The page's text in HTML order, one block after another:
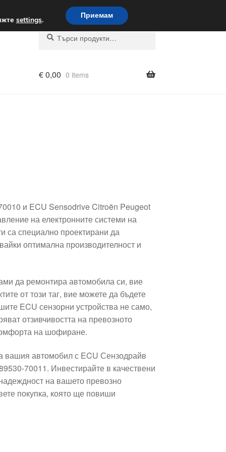
по целия свят
Търсене
Търсене
€0,00 0 items
и ECU Sensodrive Citroën Peugeot
на електронните системи на
са специално проектирани да
оптимална производителност и
да ремонтира автомобила си, вие
от този таг, вие можете да бъдете
ECU сензорни устройства не само,
отзивчивостта на превозното
на шофиране.
вашия автомобил с ECU Сензодрайв
70011. Инвестирайте в качествени
на вашето превозно
покупка, която ще повиши
settings. Приемам